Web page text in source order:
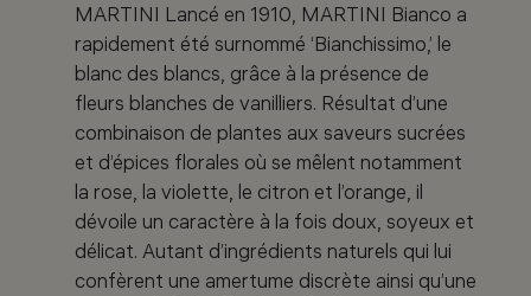
MARTINI Lancé en 1910, MARTINI Bianco a
rapidement été surnommé ‘Bianchissimo,’ le
blanc des blancs, grâce à la présence de
fleurs blanches de vanilliers. Résultat d’une
combinaison de plantes aux saveurs sucrées
et d’épices florales où se mêlent notamment
la rose, la violette, le citron et l’orange, il
dévoile un caractère à la fois doux, soyeux et
délicat. Autant d’ingrédients naturels qui lui
confèrent une amertume discrète ainsi qu’une